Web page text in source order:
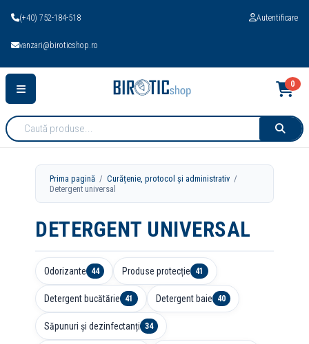
(+40) 752-184-518
vanzari@biroticshop.ro
Autentificare
Cauta
produse:
0
Prima pagină /Curățenie, protocol și administrativ /
Detergent universal
DETERGENT UNIVERSAL
Odorizante 44 Produse protecție 41
Detergent bucătărie 41 Detergent baie 40
Săpunuri și dezinfectanți 34